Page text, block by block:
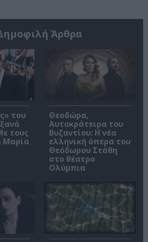
Άρθρα
του
τους
Μαρία
Θεοδώρα,
Αυτοκράτειρα του
Βυζαντίου: Η νέα
ελληνική όπερα του
Θεόδωρου Στάθη
στο θέατρο
Ολύμπια